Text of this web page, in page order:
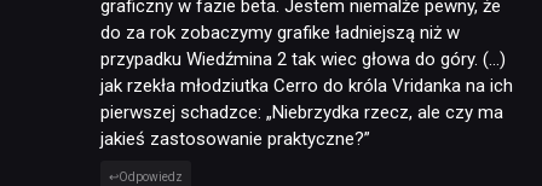
graficzny w fazie beta. Jestem niemalże pewny, że
do za rok zobaczymy grafike ładniejszą niż w
przypadku Wiedźmina 2 tak wiec głowa do góry. (…)
jak rzekła młodziutka Cerro do króla Vridanka na ich
pierwszej schadzce: „Niebrzydka rzecz, ale czy ma
jakieś zastosowanie praktyczne?”
Odpowiedz